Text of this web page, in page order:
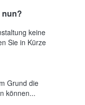
nun?
keine
Sie in Kürze
Grund die
können...